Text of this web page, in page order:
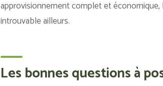
approvisionnement complet et
introuvable ailleurs.
Les bonnes questions à